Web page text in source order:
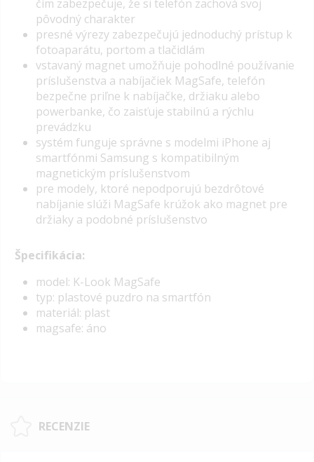
čím zabezpečuje, že si telefón zachová svoj
pôvodný charakter
presné výrezy zabezpečujú jednoduchý prístup k
fotoaparátu, portom a tlačidlám
vstavaný magnet umožňuje pohodlné používanie
príslušenstva a nabíjačiek MagSafe, telefón
bezpečne priľne k nabíjačke, držiaku alebo
powerbanke, čo zaisťuje stabilnú a rýchlu
prevádzku
systém funguje správne s modelmi iPhone aj
smartfónmi Samsung s kompatibilným
magnetickým príslušenstvom
pre modely, ktoré nepodporujú bezdrôtové
nabíjanie slúži MagSafe krúžok ako magnet pre
držiaky a podobné príslušenstvo
Špecifikácia:
model: K-Look MagSafe
typ: plastové puzdro na smartfón
materiál: plast
magsafe: áno
RECENZIE